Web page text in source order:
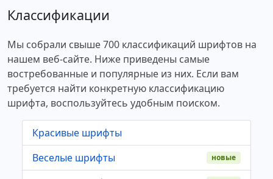
Классификации
Мы собрали свыше 700 классификаций шрифтов на
нашем веб-сайте. Ниже приведены самые
востребованные и популярные из них. Если вам
требуется найти конкретную классификацию
шрифта, воспользуйтесь удобным поиском.
Красивые шрифты
Веселые шрифты
новые